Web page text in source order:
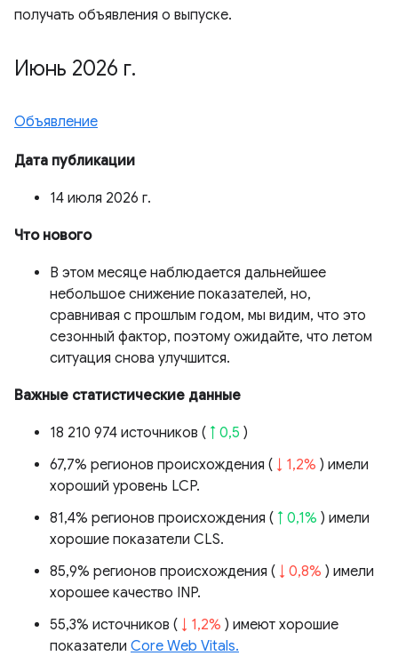
получать объявления о выпуске.
Июнь 2026 г.
Объявление
Дата публикации
14 июля 2026 г.
Что нового
В этом месяце наблюдается дальнейшее
небольшое снижение показателей, но,
сравнивая с прошлым годом, мы видим, что это
сезонный фактор, поэтому ожидайте, что летом
ситуация снова улучшится.
Важные статистические данные
18 210 974 источников ( ↑ 0,5 )
67,7% регионов происхождения ( ↓ 1,2% ) имели
хороший уровень LCP.
81,4% регионов происхождения ( ↑ 0,1% ) имели
хорошие показатели CLS.
85,9% регионов происхождения ( ↓ 0,8% ) имели
хорошее качество INP.
55,3% источников ( ↓ 1,2% ) имеют хорошие
показатели Core Web Vitals.